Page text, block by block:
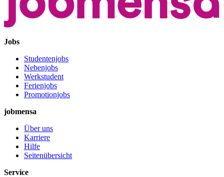
Jobs
Studentenjobs
Nebenjobs
Werkstudent
Ferienjobs
Promotionjobs
jobmensa
Über uns
Karriere
Hilfe
Seitenübersicht
Service